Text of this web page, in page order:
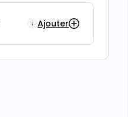
Ajouter